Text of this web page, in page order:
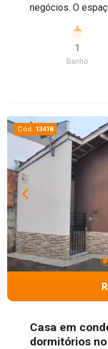
negócios. O espaço conta com um ambiente
condicionado,
o dia dia , e
maior economia e
1
Banho
Cód. 13418
Casa em
dormitórios